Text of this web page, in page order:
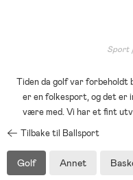
Sport
Tiden da golf var forbeholdt
er en folkesport, og det er
være med. Vi har et fint
Tilbake til Ballsport
Golf Annet